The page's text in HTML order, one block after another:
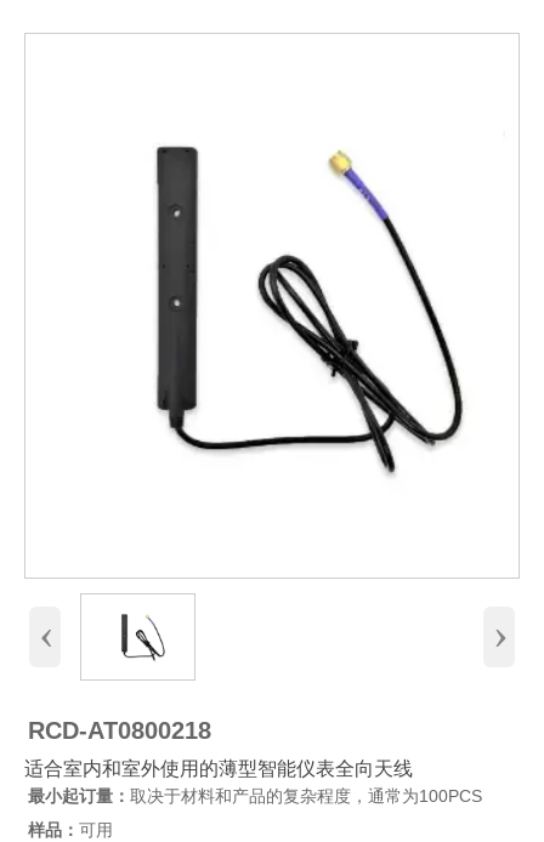
‹ ›
RCD-AT0800218
适合室内和室外使用的薄型智能仪表全向天线
最小起订量： 取决于材料和产品的复杂程度，通常为100PCS
样品： 可用